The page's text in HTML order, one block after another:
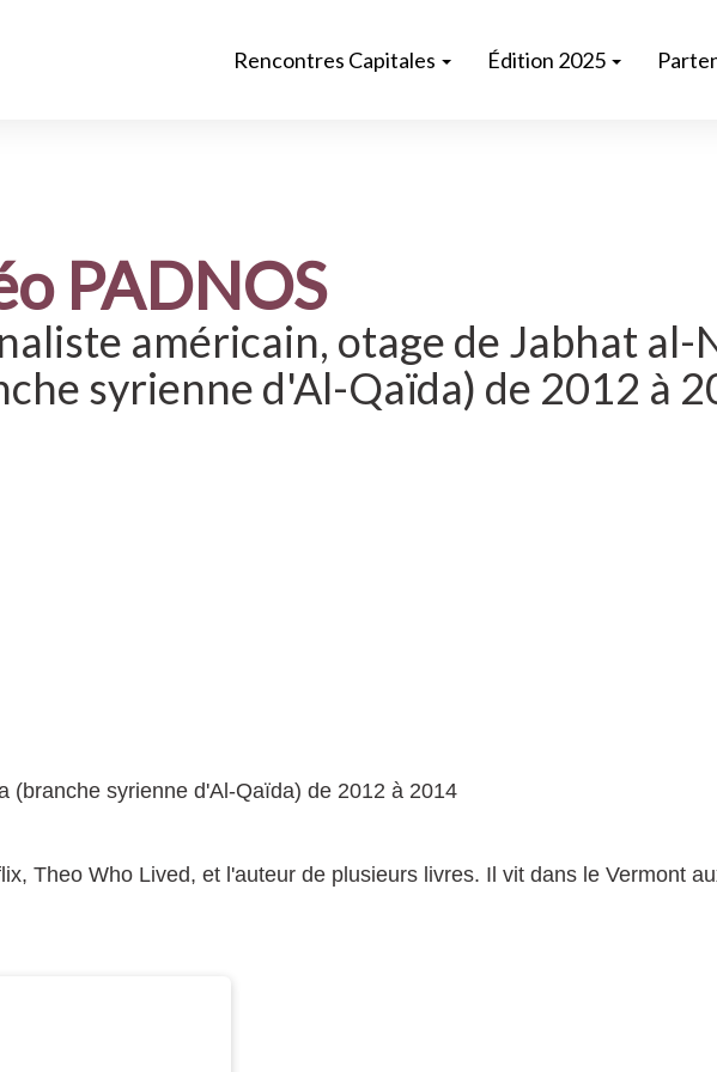
Rencontres Capitales Édition 2025
PADNOS
américain, otage de Jabhat al-
syrienne d'Al-Qaïda) de 2012 à
(branche syrienne d'Al-Qaïda) de 2012 à 2014
Theo Who Lived, et l'auteur de plusieurs livres. Il vit dans le Vermont